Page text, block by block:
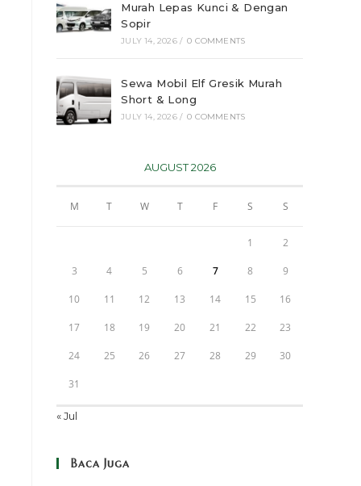
Murah Lepas Kunci & Dengan
Sopir
JULY 14, 2026 / 0 COMMENTS
Sewa Mobil Elf Gresik Murah
Short & Long
JULY 14, 2026 / 0 COMMENTS
AUGUST 2026
M T W T F S S
1 2
3 4 5 6 7 8 9
10 11 12 13 14 15 16
17 18 19 20 21 22 23
24 25 26 27 28 29 30
31
« Jul
Baca Juga